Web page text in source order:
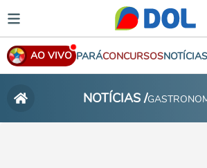
AO VIVO PARÁCONCURSOSNOTÍCIAS
NOTÍCIAS /